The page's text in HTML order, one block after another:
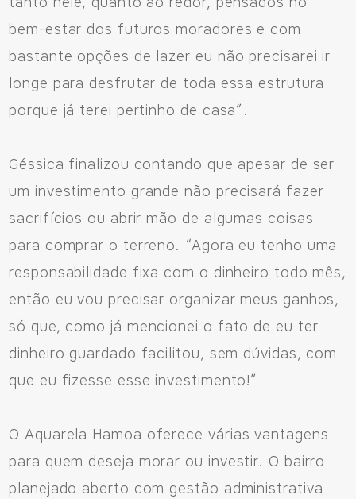
bem-estar dos futuros moradores e com
bastante opções de lazer eu não precisarei ir
longe para desfrutar de toda essa estrutura
porque já terei pertinho de casa”.
Géssica finalizou contando que apesar de ser
um investimento grande não precisará fazer
sacrifícios ou abrir mão de algumas coisas
para comprar o terreno. “Agora eu tenho uma
responsabilidade fixa com o dinheiro todo mês,
então eu vou precisar organizar meus ganhos,
só que, como já mencionei o fato de eu ter
dinheiro guardado facilitou, sem dúvidas, com
que eu fizesse esse investimento!”
O Aquarela Hamoa oferece várias vantagens
para quem deseja morar ou investir. O bairro
planejado aberto com gestão administrativa